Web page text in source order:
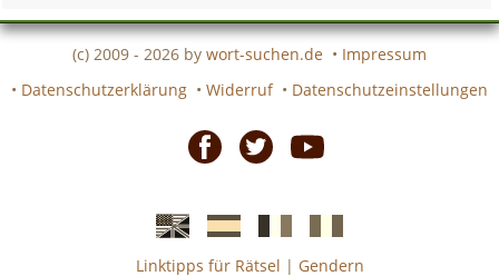
(c) 2009 - 2026 by wort-suchen.de • Impressum
• Datenschutzerklärung • Widerruf • Datenschutzeinstellungen
Linktipps für Rätsel | Gendern